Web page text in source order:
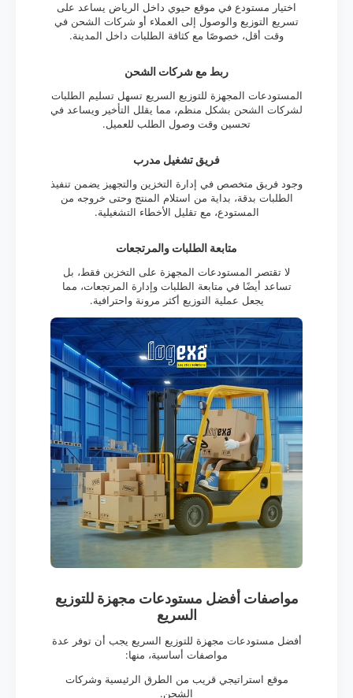
اختيار مستودع في موقع حيوي داخل الرياض يساعد على
تسريع التوزيع والوصول إلى العملاء أو شركات الشحن في
وقت أقل، خصوصًا مع كثافة الطلبات داخل المدينة.
ربط مع شركات الشحن
المستودعات المجهزة للتوزيع السريع تسهل تسليم الطلبات
لشركات الشحن بشكل منظم، مما يقلل التأخير ويساعد في
تحسين وقت وصول الطلب للعميل.
فريق تشغيل مدرب
وجود فريق متخصص في إدارة التخزين والتجهيز يضمن تنفيذ
الطلبات بدقة، بداية من استلام المنتج وحتى خروجه من
المستودع، مع تقليل الأخطاء التشغيلية.
متابعة الطلبات والمرتجعات
لا تقتصر المستودعات المجهزة على التخزين فقط، بل
تساعد أيضًا في متابعة الطلبات وإدارة المرتجعات، مما
يجعل عملية التوزيع أكثر مرونة واحترافية.
مواصفات أفضل مستودعات مجهزة للتوزيع
السريع
أفضل مستودعات مجهزة للتوزيع السريع يجب أن توفر عدة
مواصفات أساسية، منها:
موقع استراتيجي قريب من الطرق الرئيسية وشركات
الشحن.